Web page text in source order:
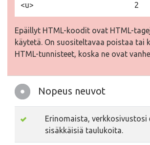
<u> 2
Epäillyt HTML-koodit ovat HTML-
käytetä. On suositeltavaa poistaa tai
HTML-tunnisteet, koska ne ovat
Nopeus neuvot
Erinomaista, verkkosivustosi
sisäkkäisiä taulukoita.